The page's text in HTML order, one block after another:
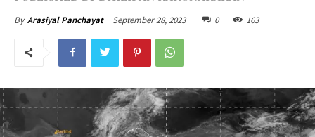
By Arasiyal Panchayat September 28, 2023 0 163